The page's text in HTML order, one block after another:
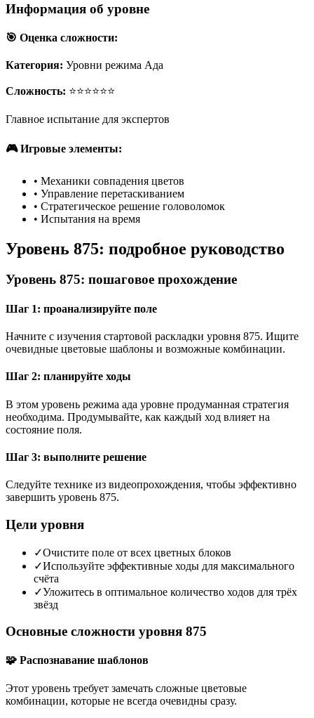
Информация об уровне
🎯 Оценка сложности:
Категория: Уровни режима Ада
Сложность: ⭐⭐⭐⭐⭐⭐
Главное испытание для экспертов
🎮 Игровые элементы:
• Механики совпадения цветов
• Управление перетаскиванием
• Стратегическое решение головоломок
• Испытания на время
Уровень 875: подробное руководство
Уровень 875: пошаговое прохождение
Шаг 1: проанализируйте поле
Начните с изучения стартовой раскладки уровня 875. Ищите
очевидные цветовые шаблоны и возможные комбинации.
Шаг 2: планируйте ходы
В этом уровень режима ада уровне продуманная стратегия
необходима. Продумывайте, как каждый ход влияет на
состояние поля.
Шаг 3: выполните решение
Следуйте технике из видеопрохождения, чтобы эффективно
завершить уровень 875.
Цели уровня
✓Очистите поле от всех цветных блоков
✓Используйте эффективные ходы для максимального
счёта
✓Уложитесь в оптимальное количество ходов для трёх
звёзд
Основные сложности уровня 875
🧩 Распознавание шаблонов
Этот уровень требует замечать сложные цветовые
комбинации, которые не всегда очевидны сразу.